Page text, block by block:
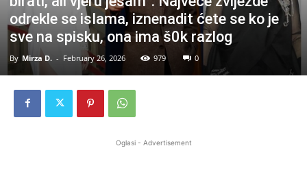
odrekle se isIama, iznenadit ćete se ko je
sve na spisku, ona ima š0k razlog
By Mirza D. - February 26, 2026 979 0
Oglasi - Advertisement